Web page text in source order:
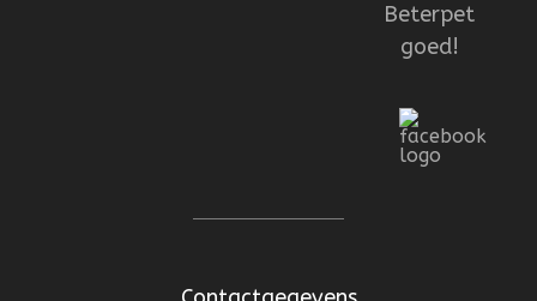
Beterpet
goed!